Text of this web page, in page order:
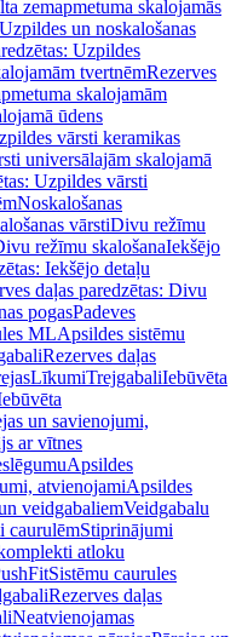
zemapmetuma skalojamās
Uzpildes un noskalošanas
Uzpildes
tvertnēmRezerves
skalojamām
ūdens
vārsti keramikas
universālajām skalojamā
Uzpildes vārsti
Noskalošanas
vārstiDivu režīmu
režīmu skalošanaIekšējo
Iekšējo detaļu
daļas paredzētas: Divu
pogasPadeves
MLApsildes sistēmu
Rezerves daļas
LīkumiTrejgabaliIebūvēta
un savienojumi,
ar vītnes
Apsildes
atvienojamiApsildes
veidgabaliemVeidgabalu
caurulēmStiprinājumi
atloku
Sistēmu caurules
Rezerves daļas
Neatvienojamas